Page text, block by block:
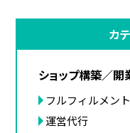
カ
ショップ構築／開
フルフィルメント
運営代行